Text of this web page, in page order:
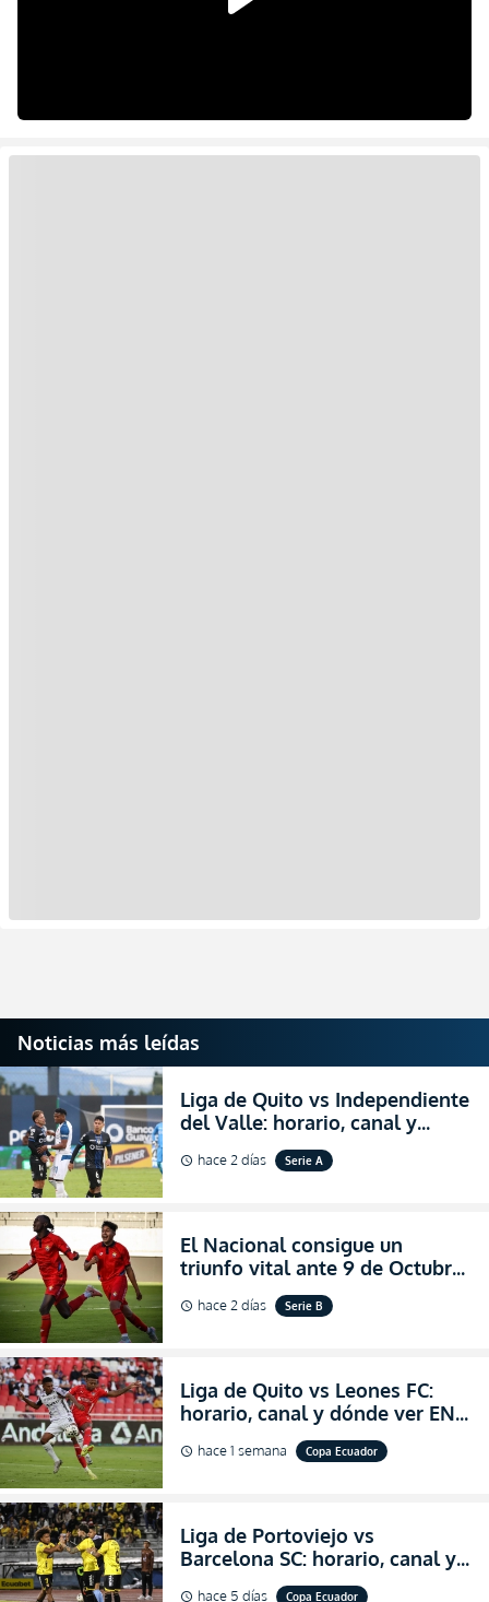
Noticias más leídas
Liga de Quito vs Independiente
del Valle: horario, canal y
dónde ver EN VIVO el
partidazo por la fecha 24 de la
schedule hace 2 días Serie A
El Nacional consigue un
triunfo vital ante 9 de Octubre
para encender la fe en la
salvación
schedule hace 2 días Serie B
Liga de Quito vs Leones FC:
horario, canal y dónde ver EN
VIVO los octavos de final de la
Copa Ecuador 2026
schedule hace 1 semana Copa Ecuador
Liga de Portoviejo vs
Barcelona SC: horario, canal y
dónde ver EN VIVO los octavos
schedule hace 5 días Copa Ecuador